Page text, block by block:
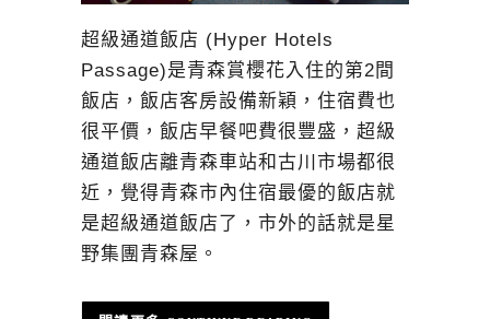
超級通道飯店 (Hyper Hotels
Passage)是青森賞櫻花入住的第2間
飯店，飯店客房設備新穎，住宿費也
很平價，飯店早餐吧費很豐盛，超級
通道飯店離青森車站和古川市場都很
近，覺得青森市內住宿最優的飯店就
是超級通道飯店了，市外的話就是星
野集團青森屋。